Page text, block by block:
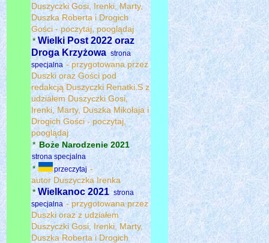
Duszyczki Gosi, Irenki, Marty,
Duszka Roberta i Drogich
Gości - poczytaj, pooglądaj
*Wielki Post 2022 oraz
Droga Krzyżowa strona
specjalna - przygotowana przez
Duszki oraz Gości pod
redakcją Duszyczki Renatki.S z
udziałem Duszyczki Gosi,
Irenki, Marty, Duszka Mikołaja i
Drogich Gości - poczytaj,
pooglądaj
* Boże Narodzenie 2021
strona specjalna
* przeczytaj -
autor Duszyczka Irenka
* Wielkanoc 2021 strona
specjalna - przygotowana przez
Duszki oraz z udziałem
Duszyczki Gosi, Irenki, Marty,
Duszka Roberta i Drogich